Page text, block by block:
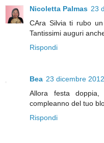
Nicoletta Palmas 23
CAra Silvia ti rubo
Tantissimi auguri
Rispondi
Bea 23 dicembre
Allora festa
compleanno del tuo
Rispondi